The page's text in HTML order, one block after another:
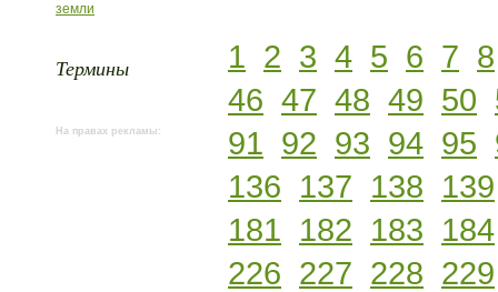
земли
Термины
На правах рекламы:
1 2 3 4 5 6 7 8
46 47 48 49 50
91 92 93 94 95
136 137 138 139
181 182 183 184
226 227 228 229